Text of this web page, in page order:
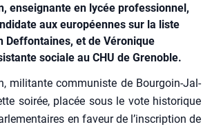
enseignante en lycée professionnel,
aux européennes sur la liste
Deffontaines, et de Véronique
sociale au CHU de Grenoble.
mili­tante com­mu­niste de Bour­goin-Jal­
soi­rée, pla­cée sous le vote his­to­rique
en faveur de l’inscription de